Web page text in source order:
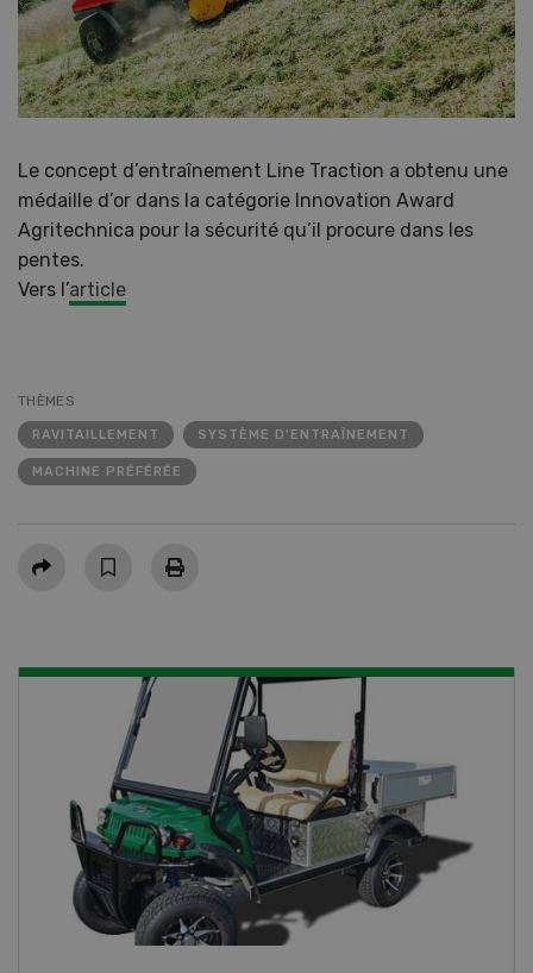
Le concept d’entraînement Line Traction a obtenu une
médaille d’or dans la catégorie Innovation Award
Agritechnica pour la sécurité qu’il procure dans les
pentes.
Vers l’article
THÈMES
RAVITAILLEMENT SYSTÈME D'ENTRAÎNEMENT
MACHINE PRÉFÉRÉE
Partager